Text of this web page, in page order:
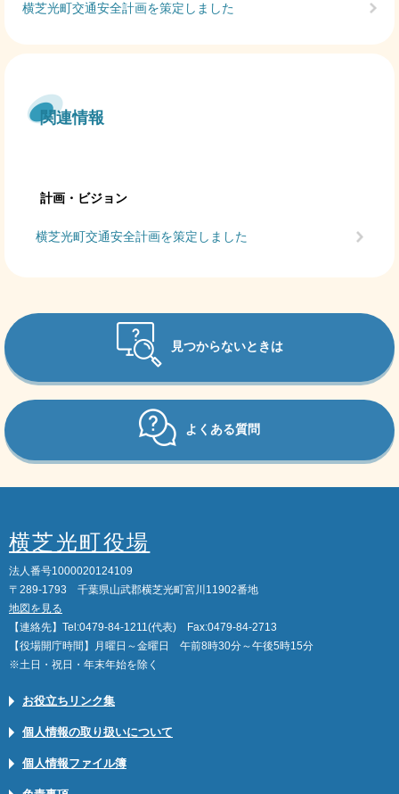
横芝光町交通安全計画を策定しました
関連情報
計画・ビジョン
横芝光町交通安全計画を策定しました
見つからないときは
よくある質問
横芝光町役場
法人番号1000020124109
〒289-1793 千葉県山武郡横芝光町宮川11902番地
地図を見る
【連絡先】Tel:0479-84-1211(代表) Fax:0479-84-2713
【役場開庁時間】月曜日～金曜日 午前8時30分～午後5時15分
※土日・祝日・年末年始を除く
お役立ちリンク集
個人情報の取り扱いについて
個人情報ファイル簿